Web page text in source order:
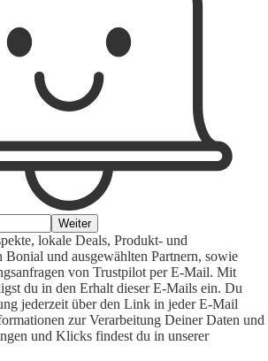
Weiter
lokale Deals, Produkt- und
Bonial und ausgewählten Partnern, sowie
von Trustpilot per E-Mail. Mit
du in den Erhalt dieser E-Mails ein. Du
jederzeit über den Link in jeder E-Mail
zur Verarbeitung Deiner Daten und
und Klicks findest du in unserer